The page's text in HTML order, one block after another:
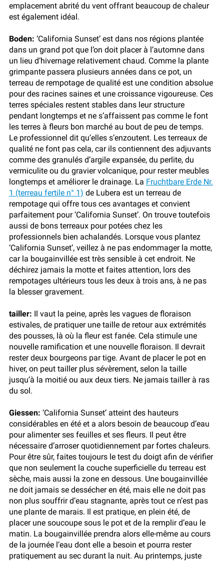
emplacement abrité du vent offrant beaucoup de chaleur
est également idéal.
Boden: ‘California Sunset’ est dans nos régions plantée
dans un grand pot que l’on doit placer à l’automne dans
un lieu d’hivernage relativement chaud. Comme la plante
grimpante passera plusieurs années dans ce pot, un
terreau de rempotage de qualité est une condition absolue
pour des racines saines et une croissance vigoureuse. Ces
terres spéciales restent stables dans leur structure
pendant longtemps et ne s’affaissent pas comme le font
les terres à fleurs bon marché au bout de peu de temps.
Le professionnel dit qu’elles s’enzoutent. Les terreaux de
qualité ne font pas cela, car ils contiennent des adjuvants
comme des granulés d’argile expansée, du perlite, du
vermiculite ou du gravier volcanique, pour rester meubles
longtemps et améliorer le drainage. La Fruchtbare Erde Nr.
1 (terreau fertile n° 1) de Lubera est un terreau de
rempotage qui offre tous ces avantages et convient
parfaitement pour ‘California Sunset’. On trouve toutefois
aussi de bons terreaux pour potées chez les
professionnels bien achalandés. Lorsque vous plantez
‘California Sunset’, veillez à ne pas endommager la motte,
car la bougainvillée est très sensible à cet endroit. Ne
déchirez jamais la motte et faites attention, lors des
rempotages ultérieurs tous les deux à trois ans, à ne pas
la blesser gravement.
tailler: Il vaut la peine, après les vagues de floraison
estivales, de pratiquer une taille de retour aux extrémités
des pousses, là où la fleur est fanée. Cela stimule une
nouvelle ramification et une nouvelle floraison. Il devrait
rester deux bourgeons par tige. Avant de placer le pot en
hiver, on peut tailler plus sévèrement, selon la taille
jusqu’à la moitié ou aux deux tiers. Ne jamais tailler à ras
du sol.
Giessen: ‘California Sunset’ atteint des hauteurs
considérables en été et a alors besoin de beaucoup d’eau
pour alimenter ses feuilles et ses fleurs. Il peut être
nécessaire d’arroser quotidiennement par fortes chaleurs.
Pour être sûr, faites toujours le test du doigt afin de vérifier
que non seulement la couche superficielle du terreau est
sèche, mais aussi la zone en dessous. Une bougainvillée
ne doit jamais se dessécher en été, mais elle ne doit pas
non plus souffrir d’eau stagnante, après tout ce n’est pas
une plante de marais. Il est pratique, en plein été, de
placer une soucoupe sous le pot et de la remplir d’eau le
matin. La bougainvillée prendra alors elle-même au cours
de la journée l’eau dont elle a besoin et pourra rester
pratiquement au sec durant la nuit. Au printemps, juste